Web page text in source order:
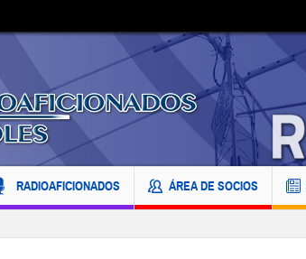
RADIOAFICIONADOS ÁREA DE SOCIOS